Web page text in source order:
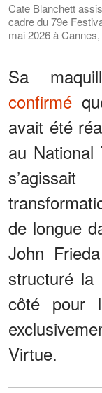
Cate Blanchett
cadre du 79e
mai 2026 à
Sa
confirmé
avait été
au National
de longue
John
structuré
côté pour
Virtue.